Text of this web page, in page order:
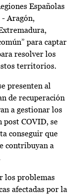
Españolas
- Aragón,
para captar
resolver los
territorios.
presenten al
de recuperación
a gestionar los
post COVID, se
conseguir que
contribuyan a
los problemas
afectadas por la